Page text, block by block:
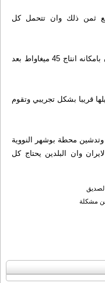
ثمن ذلك وان تتحمل كل
واستطرد صالحي قائلا ان مفاعل اراك سيكون بامكانه انتاج 45 ميغاواط بعد
قريبا بشكل تجريبي وتقوم
وتدشين محطة بوشهر النووية
وان البلدين يحتاج كل
لصديق
عن مشكلة